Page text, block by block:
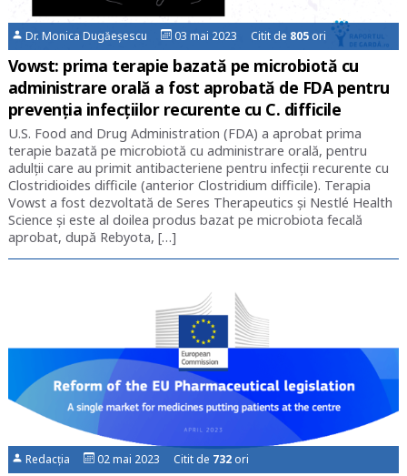
Dr. Monica Dugăeșescu 03 mai 2023 Citit de 805 ori
Vowst: prima terapie bazată pe microbiotă cu
administrare orală a fost aprobată de FDA pentru
prevenţia infecţiilor recurente cu C. difficile
U.S. Food and Drug Administration (FDA) a aprobat prima
terapie bazată pe microbiotă cu administrare orală, pentru
adulţii care au primit antibacteriene pentru infecţii recurente cu
Clostridioides difficile (anterior Clostridium difficile). Terapia
Vowst a fost dezvoltată de Seres Therapeutics şi Nestlé Health
Science şi este al doilea produs bazat pe microbiota fecală
aprobat, după Rebyota, […]
Redacția 02 mai 2023 Citit de 732 ori